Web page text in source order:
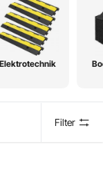
Elektrotechnik
Filter